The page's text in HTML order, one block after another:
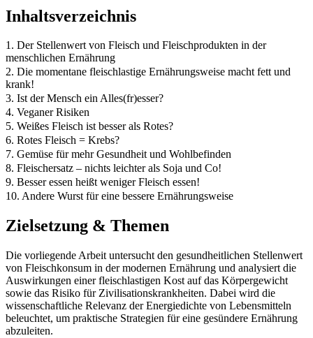
Inhaltsverzeichnis
1. Der Stellenwert von Fleisch und Fleischprodukten in der
menschlichen Ernährung
2. Die momentane fleischlastige Ernährungsweise macht fett und
krank!
3. Ist der Mensch ein Alles(fr)esser?
4. Veganer Risiken
5. Weißes Fleisch ist besser als Rotes?
6. Rotes Fleisch = Krebs?
7. Gemüse für mehr Gesundheit und Wohlbefinden
8. Fleischersatz – nichts leichter als Soja und Co!
9. Besser essen heißt weniger Fleisch essen!
10. Andere Wurst für eine bessere Ernährungsweise
Zielsetzung & Themen
Die vorliegende Arbeit untersucht den gesundheitlichen Stellenwert
von Fleischkonsum in der modernen Ernährung und analysiert die
Auswirkungen einer fleischlastigen Kost auf das Körpergewicht
sowie das Risiko für Zivilisationskrankheiten. Dabei wird die
wissenschaftliche Relevanz der Energiedichte von Lebensmitteln
beleuchtet, um praktische Strategien für eine gesündere Ernährung
abzuleiten.